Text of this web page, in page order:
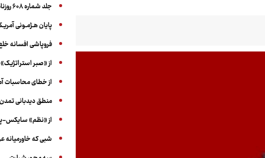
جلد شماره ۶۰۸ روزنامه آگاه
پایان هـژمـونی
فروپاشی افسانه
از «صبر
از خطای محاسبات
منطق دیدبانی
از «نظم» سایکس-
شبی که